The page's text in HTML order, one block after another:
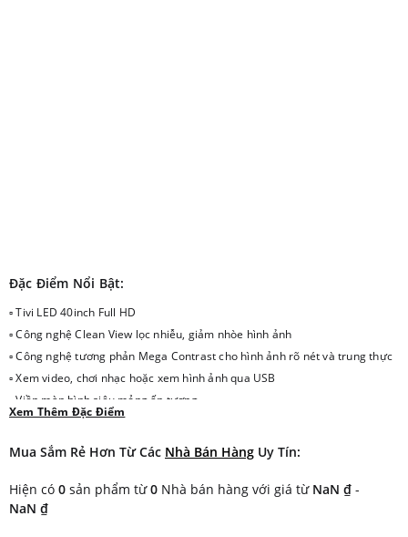
Đặc Điểm Nổi Bật:
▫ Tivi LED 40inch Full HD
▫ Công nghệ Clean View lọc nhiễu, giảm nhòe hình ảnh
▫ Công nghệ tương phản Mega Contrast cho hình ảnh rõ nét và trung thực
▫ Xem video, chơi nhạc hoặc xem hình ảnh qua USB
▫ Viền màn hình siêu mỏng ấn tượng
Xem Thêm Đặc Điểm
Mua Sắm Rẻ Hơn Từ Các Nhà Bán Hàng Uy Tín:
Hiện có 0 sản phẩm từ0 Nhà bán hàng với giá từ NaN ₫ -
NaN ₫